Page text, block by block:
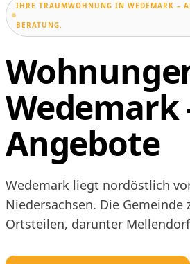
IHRE TRAUMWOHNUNG IN WEDEMARK –
BERATUNG.
Wedemark
Angebote
Wedemark liegt nordöstlich
Niedersachsen. Die
Ortsteilen, darunter